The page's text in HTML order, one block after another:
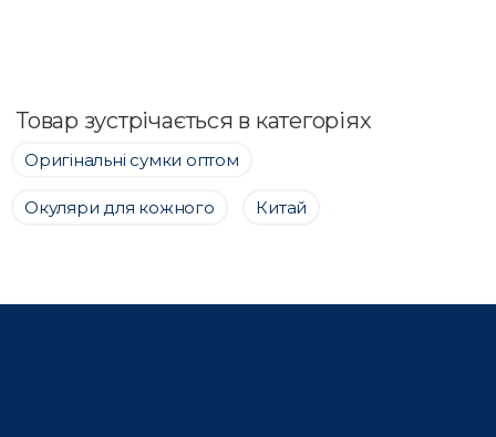
Товар зустрічається в категоріях
Оригінальні сумки оптом
Окуляри для кожного Китай